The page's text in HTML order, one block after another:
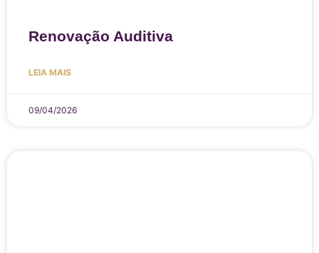
Renovação Auditiva
LEIA MAIS
09/04/2026